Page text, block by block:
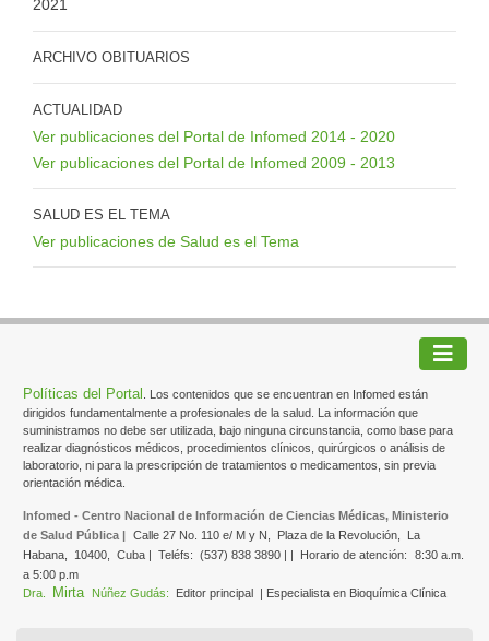
2021
ARCHIVO OBITUARIOS
ACTUALIDAD
Ver publicaciones del Portal de Infomed 2014 - 2020
Ver publicaciones del Portal de Infomed 2009 - 2013
SALUD ES EL TEMA
Ver publicaciones de Salud es el Tema
Políticas del Portal
. Los contenidos que se encuentran en Infomed están
dirigidos fundamentalmente a profesionales de la salud. La información que
suministramos no debe ser utilizada, bajo ninguna circunstancia, como base para
realizar diagnósticos médicos, procedimientos clínicos, quirúrgicos o análisis de
laboratorio, ni para la prescripción de tratamientos o medicamentos, sin previa
orientación médica.
Infomed - Centro Nacional de Información de Ciencias Médicas, Ministerio
de Salud Pública | Calle 27 No. 110 e/ M y N, Plaza de la Revolución,
La
Habana, 10400, Cuba | Teléfs: (537) 838 3890 | | Horario de atención:
8:30 a.m.
a 5:00 p.m
Dra.
Mirta Núñez Gudás: Editor principal | Especialista en Bioquímica Clínica